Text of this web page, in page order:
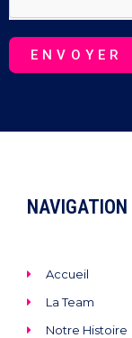
ENVOYER
NAVIGATION
Accueil
La Team
Notre Histoire